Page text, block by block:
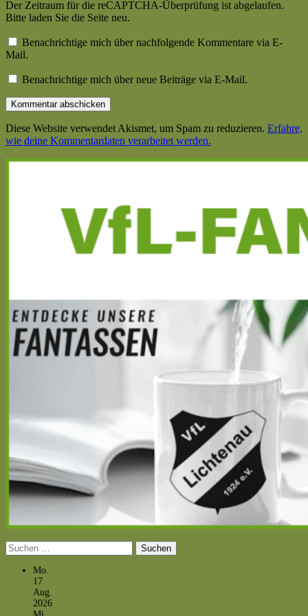
Der Zeitraum für die reCAPTCHA-Überprüfung ist abgelaufen.
Bitte laden Sie die Seite neu.
Benachrichtige mich über nachfolgende Kommentare via E-
Mail.
Benachrichtige mich über neue Beiträge via E-Mail.
Diese Website verwendet Akismet, um Spam zu reduzieren. Erfahre,
wie deine Kommentardaten verarbeitet werden.
Haupt-
Suchen
nach:
Mo.
17
Aug.
2026